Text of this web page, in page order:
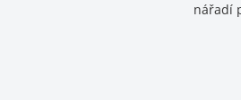
nářadí